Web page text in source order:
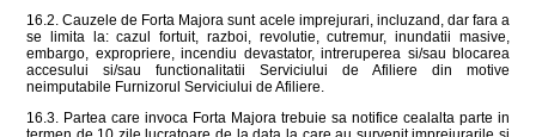
16.2. Cauzele de Forta Majora sunt acele imprejurari, incluzand, dar fara a
se limita la: cazul fortuit, razboi, revolutie, cutremur, inundatii masive,
embargo, expropriere, incendiu devastator, intreruperea si/sau blocarea
accesului si/sau functionalitatii Serviciului de Afiliere din motive
neimputabile Furnizorul Serviciului de Afiliere.
16.3. Partea care invoca Forta Majora trebuie sa notifice cealalta parte in